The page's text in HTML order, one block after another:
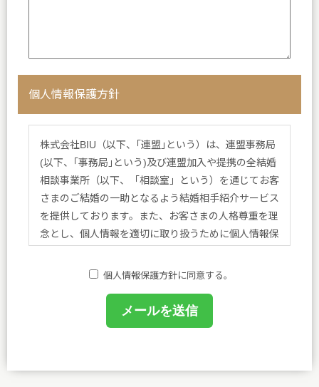
個人情報保護方針
株式会社BIU（以下、｢連盟｣という）は、連盟事務局
(以下、｢事務局｣という)及び連盟加入や提携の全結婚
相談事業所（以下、「相談室」という）を通じてお客
さまのご結婚の一助となるよう結婚相手紹介サービス
を提供しております。また、お客さまの人格尊重を理
念とし、個人情報を適切に取り扱うために個人情報保
する法令その他規範を遵守し、皆さまに安心と喜びを
(1)個人情報保護に関する規程を策定し、事務局及び
個人情報保護方針に同意する。